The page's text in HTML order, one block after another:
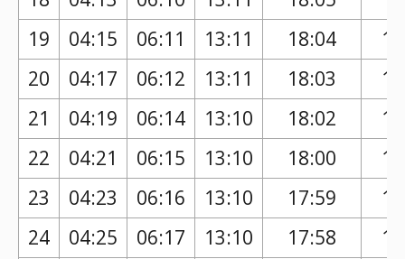
19
04:15 06:11 13:11 18:04
20
04:17 06:12 13:11 18:03
21
04:19 06:14 13:10 18:02
22
04:21 06:15 13:10 18:00
23
04:23 06:16 13:10 17:59
24
04:25 06:17 13:10 17:58